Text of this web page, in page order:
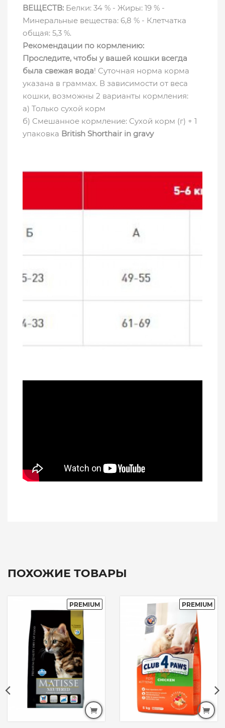
ВЕЩЕСТВ: Белки: 34 % - Жиры: 19 % -
Минеральные вещества: 6,8 % - Клетчатка
общая: 5,3 %.
Рекомендации по кормлению:
Проследите, чтобы у вашей кошки всегда
была свежая вода! Суточная норма корма
указана в граммах. В зависимости от веса
кошки, возможны 2 варианты кормления:
а) Только сухой корм
б) Смешанное кормление: Сухой корм (г) + 1
упаковка British Shorthair in gravy
ПОХОЖИЕ ТОВАРЫ